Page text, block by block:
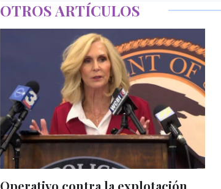
OTROS ARTÍCULOS
Operativo contra la explotación